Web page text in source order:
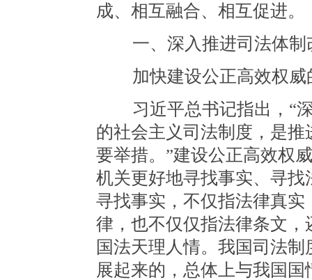
成、相互融合、相互促进。
一、深入推进司法体制
加快建设公正高效权威
习近平总书记指出，“深
的社会主义司法制度，是
要举措。”建设公正高效权
机关更好地寻找事实、寻
寻找事实，不仅指法律真
律，也不仅仅指法律条文
国法天理人情。我国司法
展起来的，总体上与我国